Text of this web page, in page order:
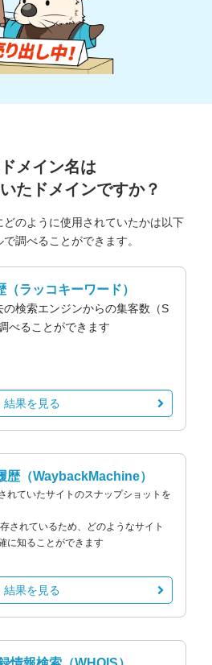
メイン名は
たドメインですか？
どのように使用されていたかは以下
調べることができます。
（ラッコキーワード）
の検索エンジンからの集客数（S
べることができます
結果を見る
歴（WaybackMachine）
れていたサイトのスナップショットを
されているため、どのようなサイト
に知ることができます
結果を見る